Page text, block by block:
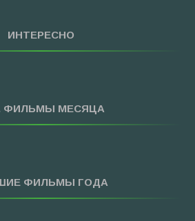
Год
ИНТЕРЕСНО
ФИЛЬМЫ МЕСЯЦА
ФИЛЬМЫ ГОДА